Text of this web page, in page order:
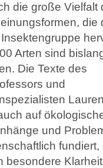
die große Vielfalt
die
Arten sind
Die Texte des
und
auf
und
besondere